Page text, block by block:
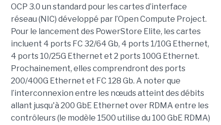
OCP 3.0 un standard pour les cartes d’interface
réseau (NIC) développé par l’Open Compute Project.
Pour le lancement des PowerStore Elite, les cartes
incluent 4 ports FC 32/64 Gb, 4 ports 1/10G Ethernet,
4 ports 10/25G Ethernet et 2 ports 100G Ethernet.
Prochainement, elles comprendront des ports
200/400G Ethernet et FC 128 Gb. A noter que
l’interconnexion entre les nœuds atteint des débits
allant jusqu'à 200 GbE Ethernet over RDMA entre les
contrôleurs (le modèle 1500 utilise du 100 GbE RDMA)